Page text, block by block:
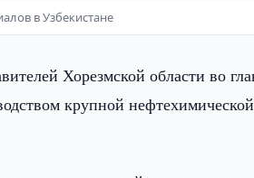
в Узбекистане
Хорезмской области во
крупной